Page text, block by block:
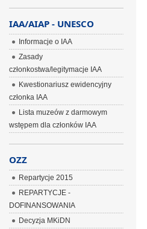
IAA/AIAP - UNESCO
Informacje o IAA
Zasady
członkostwa/legitymacje IAA
Kwestionariusz ewidencyjny
członka IAA
Lista muzeów z darmowym
wstępem dla członków IAA
OZZ
Repartycje 2015
REPARTYCJE -
DOFINANSOWANIA
Decyzja MKiDN